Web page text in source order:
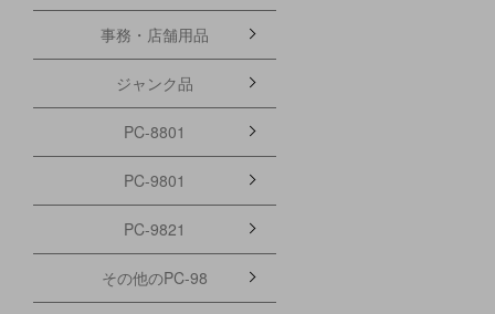
事務・店舗用品
ジャンク品
PC-8801
PC-9801
PC-9821
その他のPC-98